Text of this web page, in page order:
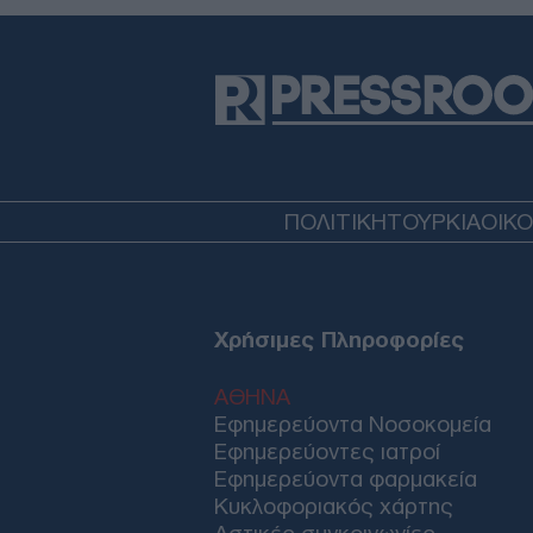
ΠΟΛΙΤΙΚΗΤΟΥΡΚΙΑ
Χρήσιμες Πληροφορίες
ΑΘΗΝΑ
Εφημερεύοντα Νοσοκομεία
Εφημερεύοντες ιατροί
Εφημερεύοντα φαρμακεία
Κυκλοφοριακός χάρτης